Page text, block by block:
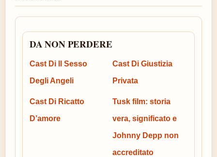
DA NON PERDERE
Cast Di Il Sesso
Degli Angeli
Cast Di Giustizia
Privata
Cast Di Ricatto
D’amore
Tusk film: storia
vera, significato e
Johnny Depp non
accreditato